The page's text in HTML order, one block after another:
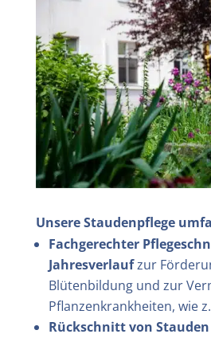
Unsere Staudenpflege
Fachgerechter
Jahresverlaufzur
Blütenbildung und zur
Pflanzenkrankheiten, wie
Rückschnitt von